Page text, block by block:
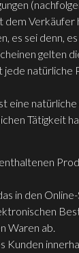
dem
es sei denn,
gelten
jede
eine
Tätigkeit
in den
Waren ab.